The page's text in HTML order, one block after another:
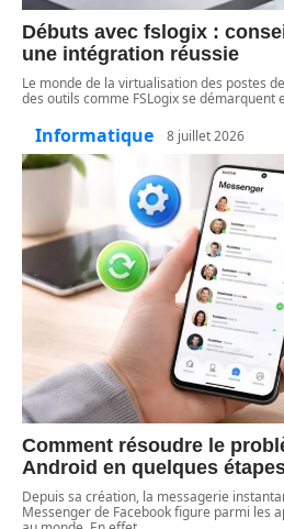
Débuts avec fslogix :
une intégration réussie
Le monde de la virtualisation des postes
des outils comme FSLogix se démarquent
Informatique 8 juillet 2026
Comment résoudre le
Android en quelques
Depuis sa création, la messagerie
Messenger de Facebook figure parmi les